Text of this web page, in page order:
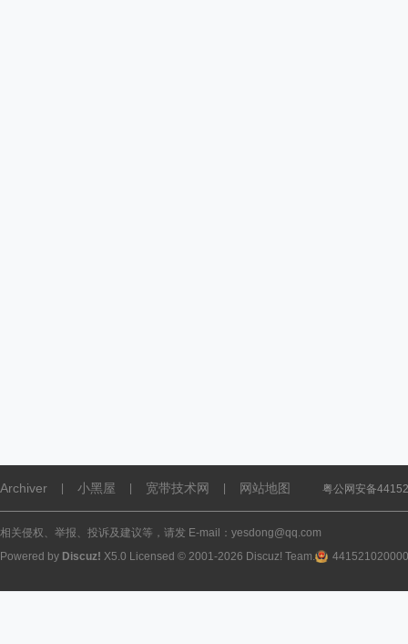
Archiver 小黑屋 宽带技术网 网站地图 粤公网安备
相关侵权、举报、投诉及建议等，请发 E-mail：yesdong@qq.com
Powered by Discuz! X5.0 Licensed © 2001-2026 Discuz! Team.